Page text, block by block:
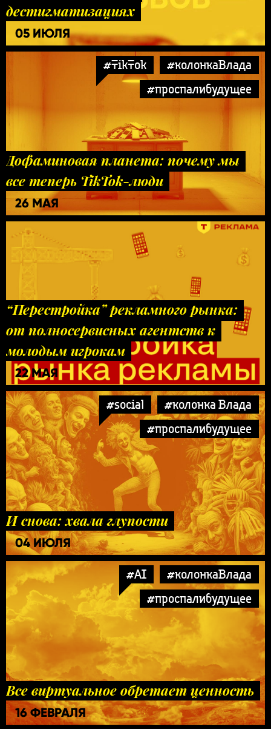
дестигматизациях
05 ИЮЛЯ
#TikTok
#колонкаВлада
#проспалибудущее
Дофаминовая планета: почему мы
все теперь TikTok-люди
26 МАЯ
“Перестройка” рекламного рынка:
от полносервисных агентств к
молодым игрокам
22 МАЯ
#social
#колонка Влада
#проспалибудущее
И снова: хвала глупости
04 ИЮЛЯ
#AI
#колонкаВлада
#проспалибудущее
Все виртуальное обретает ценность
16 ФЕВРАЛЯ